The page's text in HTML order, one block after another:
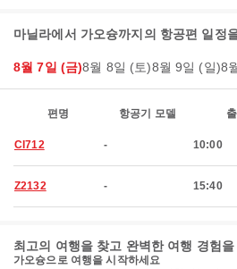
마닐라에서 가오슝까지의 항공편 일정
8월 7일 (금)8월 8일 (토)8월 9일 (일)8
편명 항공기 모델
CI712 - 10:00
Z2132 - 15:40
최고의 여행을 찾고 완벽한 여행 경험
가오슝으로 여행을 시작하세요